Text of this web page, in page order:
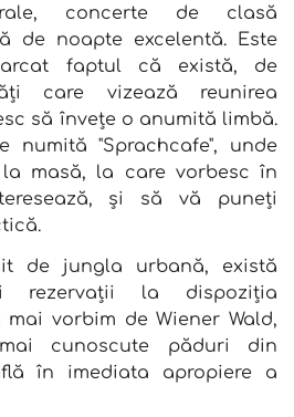
concerte de clasă
de noapte excelentă. Este
faptul că există, de
care vizează reunirea
să învețe o anumită limbă.
numită "Sprachcafe", unde
masă, la care vorbesc în
și să vă puneți
de jungla urbană, există
rezervații la dispoziția
mai vorbim de Wiener Wald,
cunoscute păduri din
în imediata apropiere a